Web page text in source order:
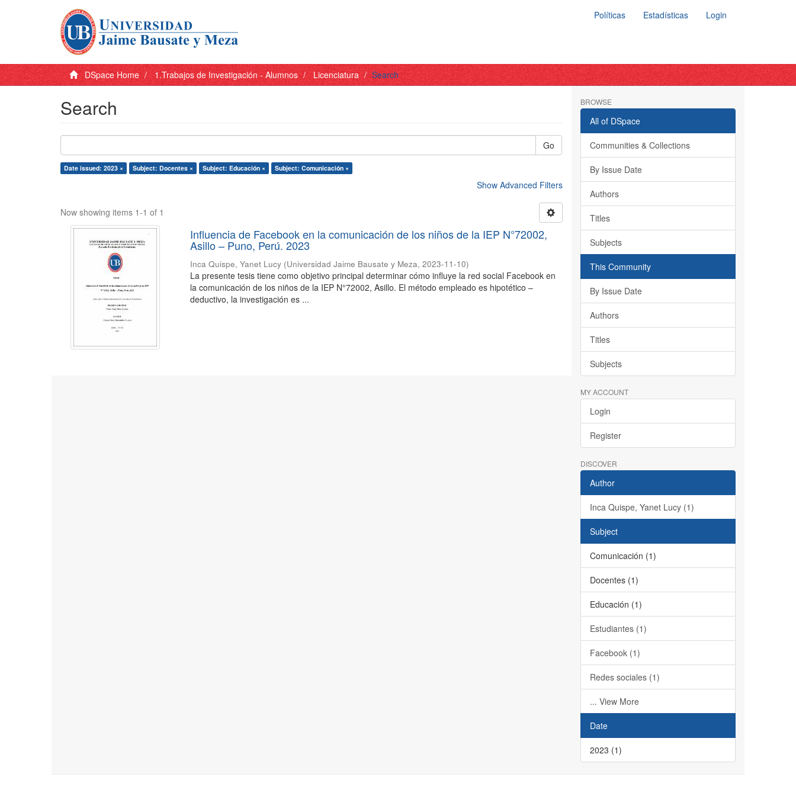
Políticas Estadísticas Login
DSpace Home 1.Trabajos de Investigación - Alumnos Licenciatura Search
Search
Go
Date issued: 2023 × Subject: Docentes × Subject: Educación × Subject: Comunicación ×
Show Advanced Filters
Now showing items 1-1 of 1
Influencia de Facebook en la comunicación de los niños de la IEP N°72002,
Asillo – Puno, Perú. 2023
Inca Quispe, Yanet Lucy (Universidad Jaime Bausate y Meza,2023-11-10)
La presente tesis tiene como objetivo principal determinar cómo influye la red social Facebook en
la comunicación de los niños de la IEP N°72002, Asillo. El método empleado es hipotético –
deductivo, la investigación es ...
BROWSE
All of DSpace
Communities & Collections
By Issue Date
Authors
Titles
Subjects
This Community
By Issue Date
Authors
Titles
Subjects
MY ACCOUNT
Login
Register
DISCOVER
Author
Inca Quispe, Yanet Lucy (1)
Subject
Comunicación (1)
Docentes (1)
Educación (1)
Estudiantes (1)
Facebook (1)
Redes sociales (1)
... View More
Date
2023 (1)